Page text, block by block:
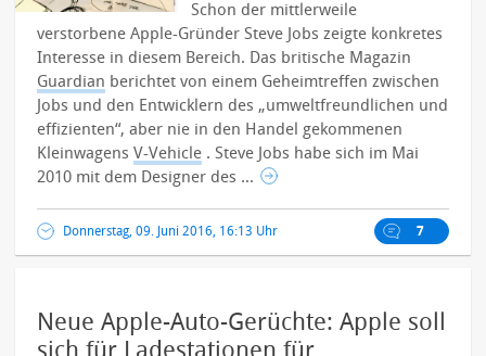
Schon der mittlerweile
verstorbene Apple-Gründer Steve Jobs zeigte konkretes
Interesse in diesem Bereich. Das britische Magazin
Guardian berichtet von einem Geheimtreffen zwischen
Jobs und den Entwicklern des „umweltfreundlichen und
effizienten“, aber nie in den Handel gekommenen
KleinwagensV-Vehicle .Steve Jobs habe sich im Mai
2010 mit dem Designer des ...
Donnerstag, 09. Juni 2016, 16:13 Uhr 7
Neue Apple-Auto-Gerüchte: Apple soll